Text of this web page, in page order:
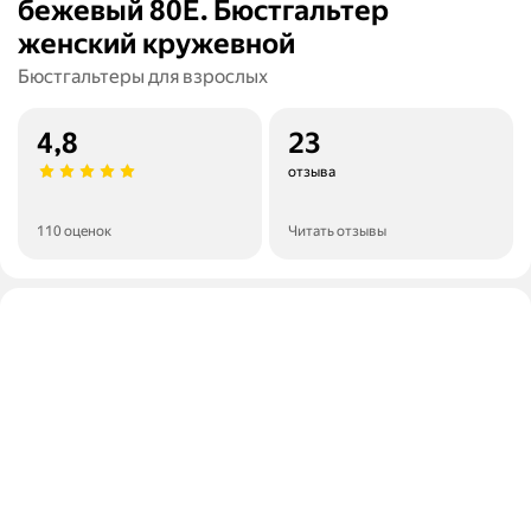
бежевый 80E. Бюстгальтер
женский кружевной
Бюстгальтеры для взрослых
4,8
110 оценок
23
отзыва
Читать отзывы